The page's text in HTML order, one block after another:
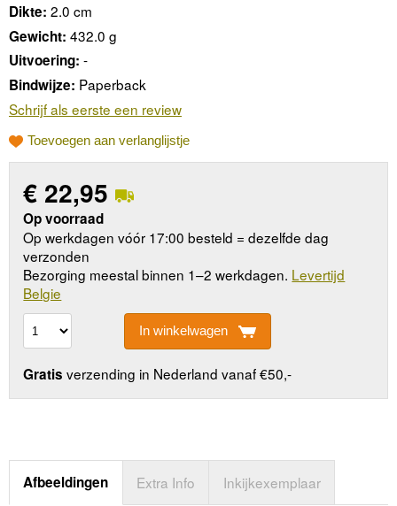
Dikte: 2.0 cm
Gewicht: 432.0 g
Uitvoering: -
Bindwijze: Paperback
Schrijf als eerste een review
Toevoegen aan verlanglijstje
€ 22,95
Op voorraad
Op werkdagen vóór 17:00 besteld = dezelfde dag
verzonden
Bezorging meestal binnen 1–2 werkdagen. Levertijd
Belgie
In winkelwagen
Gratis verzending in Nederland vanaf €50,-
Afbeeldingen Extra Info Inkijkexemplaar